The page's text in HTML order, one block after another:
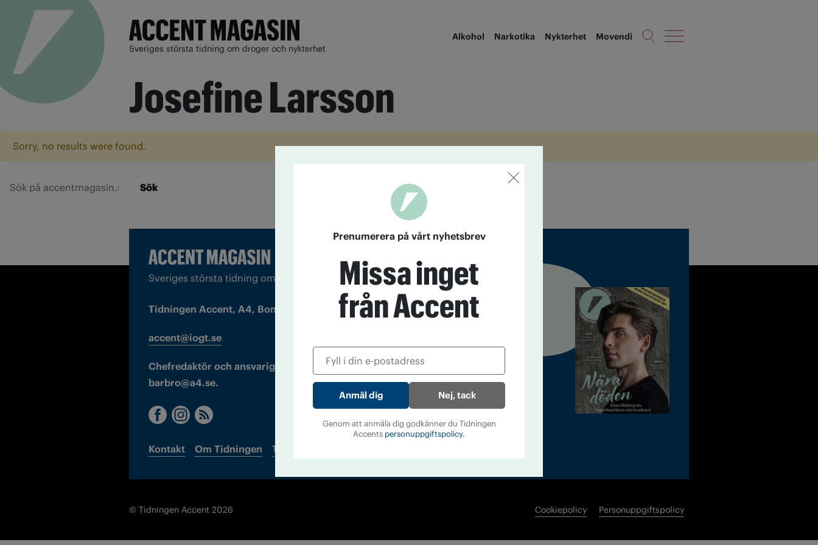
Sveriges största tidning om droger och nykterhet
Alkohol Narkotika Nykterhet Movendi
Josefine Larsson
Sorry, no results were found.
Sök
Sveriges största tidning om droger och nykterhet
Tidningen Accent, A4, Bondegatan 21, 116 33 Stockholm
accent@iogt.se
Chefredaktör och ansvarig utgivare: Barbro Janson Lundkvist,
barbro@a4.se.
Kontakt Om Tidningen Tidningsarkiv
© Tidningen Accent 2026 Cookiepolicy Personuppgiftspolicy
Prenumerera på vårt nyhetsbrev
Missa inget
från Accent
Nej, tack
Genom att anmäla dig godkänner du Tidningen
Accents personuppgiftspolicy.